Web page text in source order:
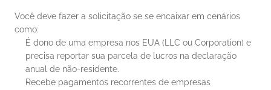
Você deve fazer a solicitação se se encaixar em cenários
como:
É dono de uma empresa nos EUA (LLC ou Corporation) e
precisa reportar sua parcela de lucros na declaração
anual de não-residente.
Recebe pagamentos recorrentes de empresas